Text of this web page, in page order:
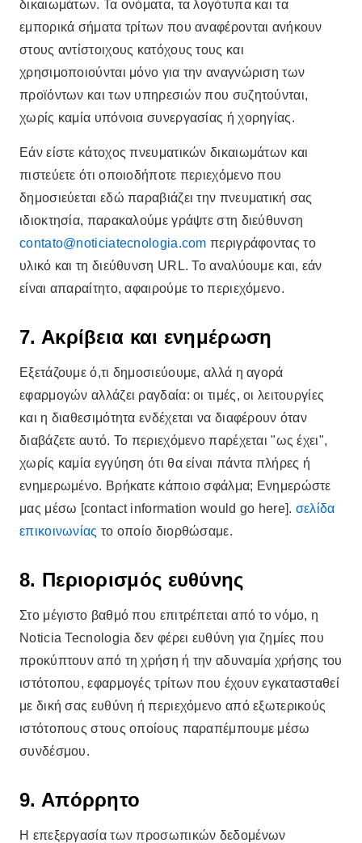
δικαιωμάτων. Τα ονόματα, τα λογότυπα και τα
εμπορικά σήματα τρίτων που αναφέρονται ανήκουν
στους αντίστοιχους κατόχους τους και
χρησιμοποιούνται μόνο για την αναγνώριση των
προϊόντων και των υπηρεσιών που συζητούνται,
χωρίς καμία υπόνοια συνεργασίας ή χορηγίας.
Εάν είστε κάτοχος πνευματικών δικαιωμάτων και
πιστεύετε ότι οποιοδήποτε περιεχόμενο που
δημοσιεύεται εδώ παραβιάζει την πνευματική σας
ιδιοκτησία, παρακαλούμε γράψτε στη διεύθυνση
contato@noticiatecnologia.com περιγράφοντας το
υλικό και τη διεύθυνση URL. Το αναλύουμε και, εάν
είναι απαραίτητο, αφαιρούμε το περιεχόμενο.
7. Ακρίβεια και ενημέρωση
Εξετάζουμε ό,τι δημοσιεύουμε, αλλά η αγορά
εφαρμογών αλλάζει ραγδαία: οι τιμές, οι λειτουργίες
και η διαθεσιμότητα ενδέχεται να διαφέρουν όταν
διαβάζετε αυτό. Το περιεχόμενο παρέχεται "ως έχει",
χωρίς καμία εγγύηση ότι θα είναι πάντα πλήρες ή
ενημερωμένο. Βρήκατε κάποιο σφάλμα; Ενημερώστε
μας μέσω [contact information would go here]. σελίδα
επικοινωνίας το οποίο διορθώσαμε.
8. Περιορισμός ευθύνης
Στο μέγιστο βαθμό που επιτρέπεται από το νόμο, η
Noticia Tecnologia δεν φέρει ευθύνη για ζημίες που
προκύπτουν από τη χρήση ή την αδυναμία χρήσης του
ιστότοπου, εφαρμογές τρίτων που έχουν εγκατασταθεί
με δική σας ευθύνη ή περιεχόμενο από εξωτερικούς
ιστότοπους στους οποίους παραπέμπουμε μέσω
συνδέσμου.
9. Απόρρητο
Η επεξεργασία των προσωπικών δεδομένων